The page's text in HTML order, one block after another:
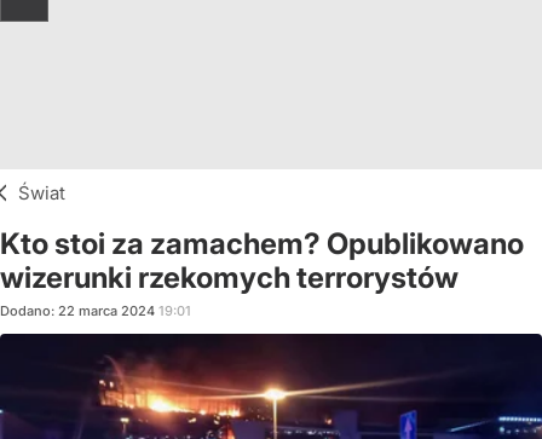
Świat
Kto stoi za zamachem? Opublikowano
wizerunki rzekomych terrorystów
Dodano: 22 marca 2024 19:01